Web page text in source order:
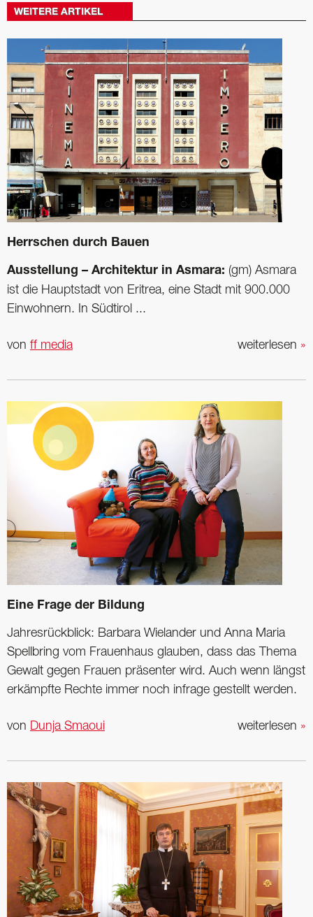
WEITERE ARTIKEL
Herrschen durch Bauen
Ausstellung – Architektur in Asmara: (gm) Asmara
ist die Hauptstadt von Eritrea, eine Stadt mit 900.000
Einwohnern. In Südtirol ...
weiterlesen »
von ff media
Eine Frage der Bildung
Jahresrückblick: Barbara Wielander und Anna Maria
Spellbring vom Frauenhaus glauben, dass das Thema
Gewalt gegen Frauen präsenter wird. Auch wenn längst
erkämpfte Rechte immer noch ­infrage gestellt werden.
weiterlesen »
von Dunja Smaoui